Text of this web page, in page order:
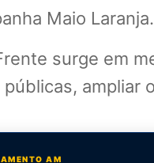
Maio Laranja.
surge em
ampliar
AM